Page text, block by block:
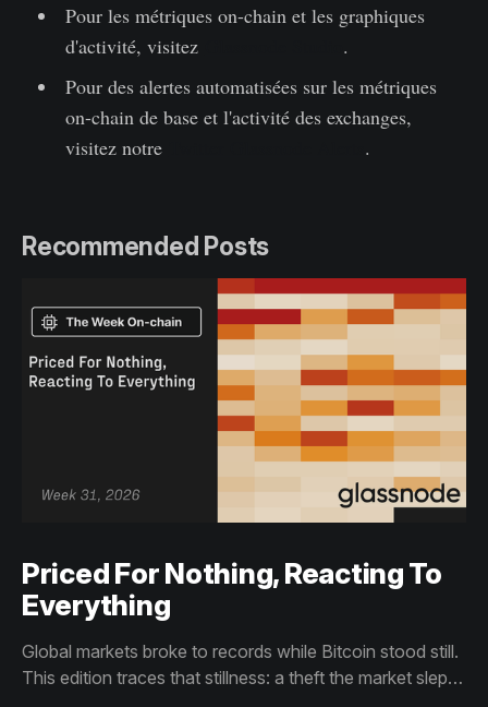
Pour les métriques on-chain et les graphiques
d'activité, visitez
.
Pour des alertes automatisées sur les métriques
on-chain de base et l'activité des exchanges,
visitez notre
.
Recommended Posts
Priced For Nothing, Reacting To
Everything
Global markets broke to records while Bitcoin stood still.
This edition traces that stillness: a theft the market slept